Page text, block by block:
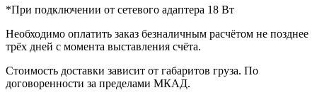
*При подключении от сетевого адаптера 18 Вт
Необходимо оплатить заказ безналичным расчётом не позднее
трёх дней с момента выставления счёта.
Стоимость доставки зависит от габаритов груза. По
договоренности за пределами МКАД.